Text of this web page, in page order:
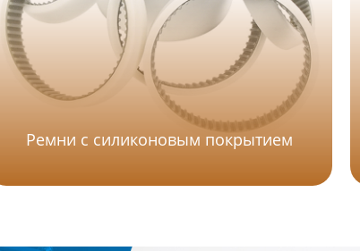
Ремни с силиконовым покрытием